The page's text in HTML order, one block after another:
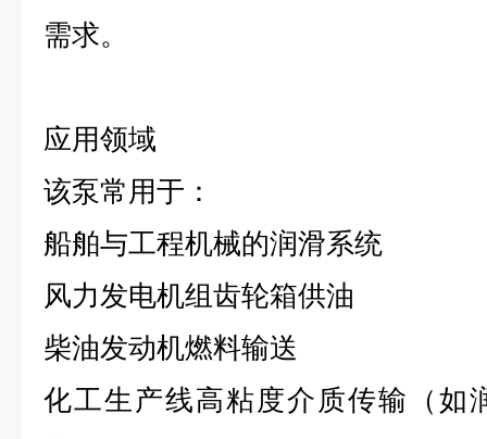
需求。
应用领域
该泵常用于：
船舶与工程机械的润滑系统
风力发电机组齿轮箱供油
柴油发动机燃料输送
化工生产线高粘度介质传输（如